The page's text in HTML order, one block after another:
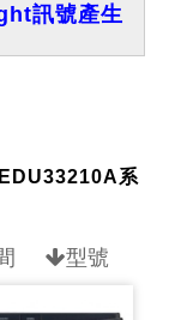
訊號產生
系
型號